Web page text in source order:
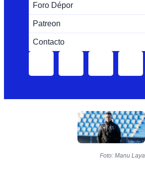
Foro Dépor
Patreon
Contacto
Foto: Manu Laya